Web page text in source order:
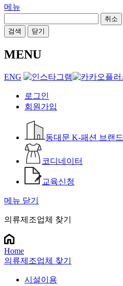
메뉴
취소
검색
닫기
MENU
ENG
로그인
회원가입
동대문 K-패션 브랜드
코디네이터
교육신청
메뉴 닫기
의류제조업체 찾기
Home
의류제조업체 찾기
시설이용